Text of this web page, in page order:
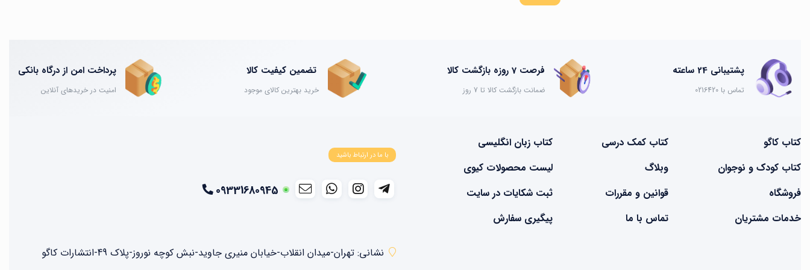
پشتیبانی 24 ساعته
تماس با 0216420
فرصت 7 روزه بازگشت کالا
ضمانت بازگشت کالا تا 7 روز
تضمین کیفیت کالا
خرید بهترین کالای موجود
پرداخت امن از درگاه بانکی
امنیت در خریدهای آنلاین
کتاب کاگو کتاب‌‌ کمک درسی
کتاب زبان انگلیسی
کتاب کودک و نوجوان
وبلاگ
لیست محصولات کیوی
فروشگاه
قوانین و مقررات
ثبت شکایات در سایت
خدمات مشتریان
تماس با ما پیگیری سفارش
با ما در ارتباط باشید
09331680945
نشانی: تهران-میدان انقلاب-خیابان منیری جاوید-نبش کوچه نوروز-پلاک 49-انتشارات کاگو